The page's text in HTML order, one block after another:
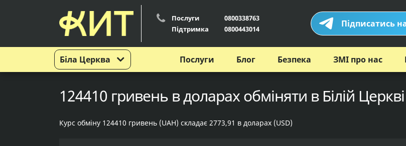
Біла Церква
Послуги
0800338763
Підтримка
0800443014 Підписатись
Послуги Блог Безпека ЗМІ про нас
124410 гривень в доларах обміняти в Білій
Курс обміну 124410 гривень (UAH) складає 2773,91 в доларах (USD)